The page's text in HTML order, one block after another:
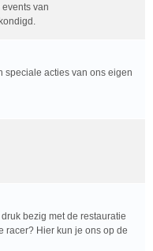
van
speciale acties van ons eigen
bezig met de restauratie
racer? Hier kun je ons op de